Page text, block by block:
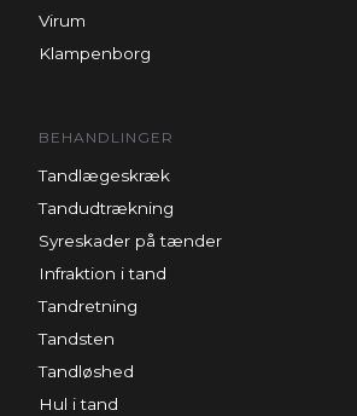
Virum
Klampenborg
BEHANDLINGER
Tandlægeskræk
Tandudtrækning
Syreskader på tænder
Infraktion i tand
Tandretning
Tandsten
Tandløshed
Hul i tand